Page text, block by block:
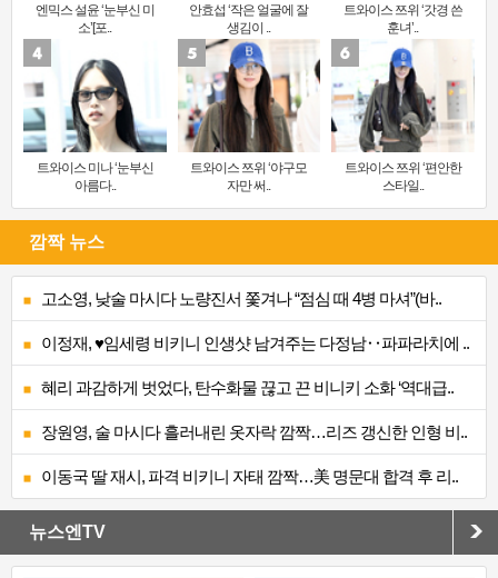
엔믹스 설윤 ‘눈부신 미
소’[포..
안효섭 ‘작은 얼굴에 잘
생김이 ..
트와이스 쯔위 ‘갓경 쓴
훈녀’..
트와이스 미나 ‘눈부신
아름다..
트와이스 쯔위 ‘야구모
자만 써..
트와이스 쯔위 ‘편안한
스타일..
깜짝 뉴스
고소영, 낮술 마시다 노량진서 쫓겨나 “점심 때 4병 마셔”(바..
이정재, ♥임세령 비키니 인생샷 남겨주는 다정남‥파파라치에 ..
혜리 과감하게 벗었다, 탄수화물 끊고 끈 비니키 소화 ‘역대급..
장원영, 술 마시다 흘러내린 옷자락 깜짝…리즈 갱신한 인형 비..
이동국 딸 재시, 파격 비키니 자태 깜짝…美 명문대 합격 후 리..
뉴스엔TV